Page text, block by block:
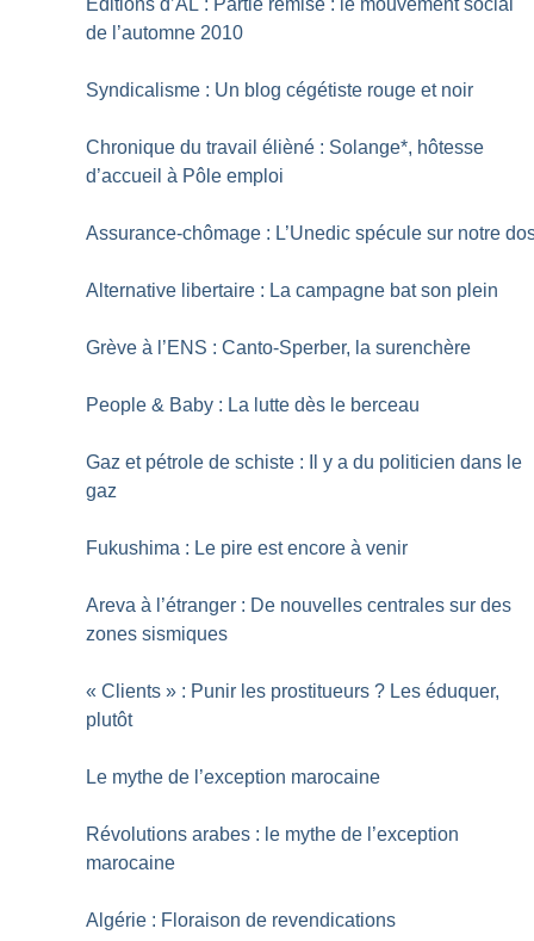
Editions d’AL : Partie remise : le mouvement social
de l’automne 2010
Syndicalisme : Un blog cégétiste rouge et noir
Chronique du travail élièné : Solange*, hôtesse
d’accueil à Pôle emploi
Assurance-chômage : L’Unedic spécule sur notre
Alternative libertaire : La campagne bat son plein
Grève à l’ENS : Canto-Sperber, la surenchère
People & Baby : La lutte dès le berceau
Gaz et pétrole de schiste : Il y a du politicien dans le
gaz
Fukushima : Le pire est encore à venir
Areva à l’étranger : De nouvelles centrales sur des
zones sismiques
« Clients » : Punir les prostitueurs ? Les éduquer,
plutôt
Le mythe de l’exception marocaine
Révolutions arabes : le mythe de l’exception
marocaine
Algérie : Floraison de revendications